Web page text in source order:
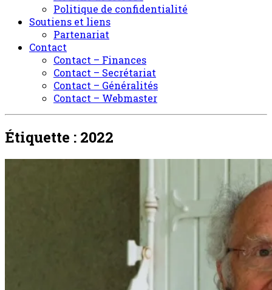
Politique de confidentialité
Soutiens et liens
Partenariat
Contact
Contact – Finances
Contact – Secrétariat
Contact – Généralités
Contact – Webmaster
Étiquette : 2022